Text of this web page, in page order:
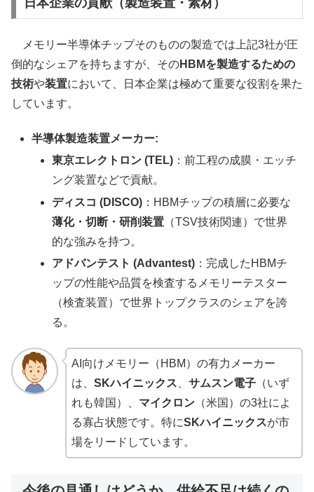
日本企業の貢献（製造装置・素材）
メモリー半導体チップそのものの製造では上記3社が圧
倒的なシェアを持ちますが、そのHBMを製造するための
技術や装置において、日本企業は極めて重要な役割を果た
しています。
半導体製造装置メーカー:
東京エレクトロン (TEL) ：前工程の成膜・エッチ
ング装置などで貢献。
ディスコ (DISCO) ：HBMチップの積層に必要な
薄化・切断・研削装置 （TSV技術関連）で世界
的な強みを持つ。
アドバンテスト (Advantest) ：完成したHBMチ
ップの性能や品質を検査するメモリーテスター
（検査装置）で世界トップクラスのシェアを誇
る。
AI向けメモリー（HBM）の有力メーカー
は、 SKハイニックス サムスン電子（いず
れも韓国）、 マイクロン（米国）の3社によ
る寡占状態です。特にSKハイニックスが市
場をリードしています。